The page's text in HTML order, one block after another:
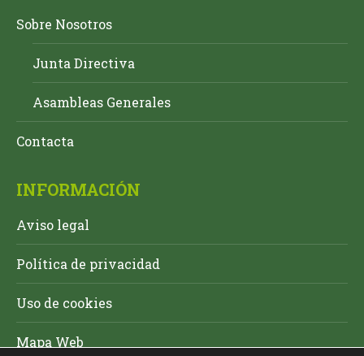
Sobre Nosotros
Junta Directiva
Asambleas Generales
Contacta
INFORMACIÓN
Aviso legal
Política de privacidad
Uso de cookies
Mapa Web